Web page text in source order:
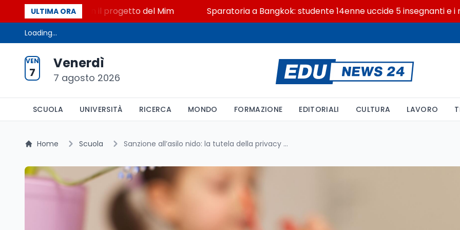
ULTIMA ORA
a Lerici con il progetto del Mim Sparatoria a Bangkok: studente 14enne uccide 5 insegnanti e i nonni
Loading...
VEN
7
Venerdì
7 agosto 2026
SCUOLA UNIVERSITÀ RICERCA MONDO FORMAZIONE EDITORIALI CULTURA LAVORO
Home Scuola Sanzione all’asilo nido: la tutela della privacy dei bambini è un diritto imprescindibile fin dalla prima infanzia